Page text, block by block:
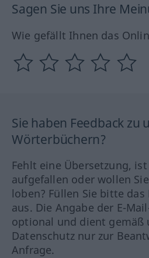
Sagen Sie uns Ihre
Wie gefällt Ihnen das
Sie haben Feedback zu
Wörterbüchern?
Fehlt eine Übersetzung,
aufgefallen oder wollen
loben? Füllen Sie bitte das
aus. Die Angabe der E-
optional und dient gemäß
Datenschutz nur zur
Anfrage.